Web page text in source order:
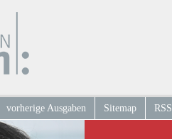
vorherige Ausgaben Sitemap RSS